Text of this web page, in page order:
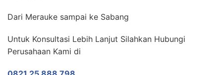
Dari Merauke sampai ke Sabang
Untuk Konsultasi Lebih Lanjut Silahkan Hubungi
Perusahaan Kami di